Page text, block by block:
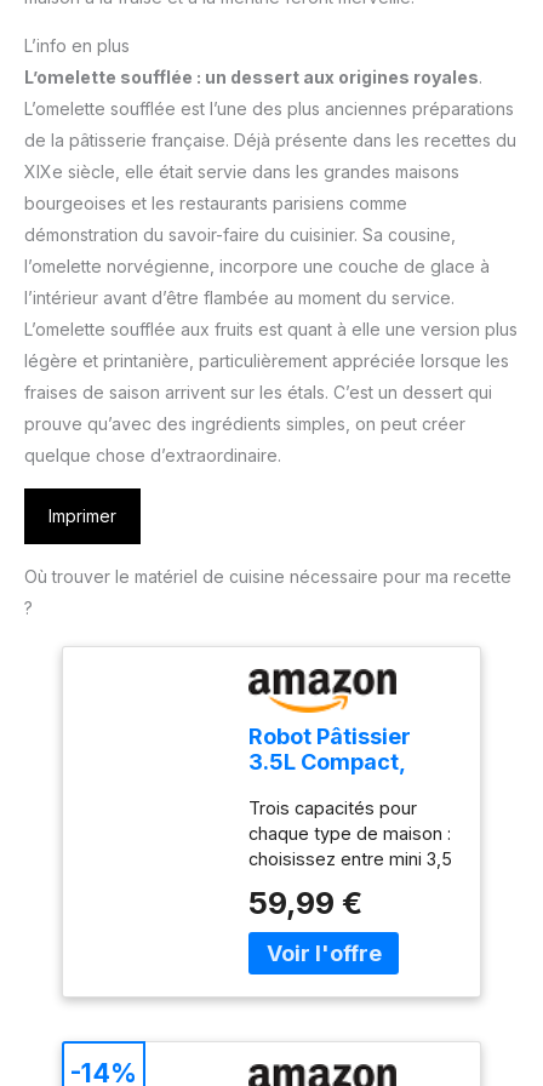
L’info en plus
L’omelette soufflée : un dessert aux origines royales.
L’omelette soufflée est l’une des plus anciennes préparations
de la pâtisserie française. Déjà présente dans les recettes du
XIXe siècle, elle était servie dans les grandes maisons
bourgeoises et les restaurants parisiens comme
démonstration du savoir-faire du cuisinier. Sa cousine,
l’omelette norvégienne, incorpore une couche de glace à
l’intérieur avant d’être flambée au moment du service.
L’omelette soufflée aux fruits est quant à elle une version plus
légère et printanière, particulièrement appréciée lorsque les
fraises de saison arrivent sur les étals. C’est un dessert qui
prouve qu’avec des ingrédients simples, on peut créer
quelque chose d’extraordinaire.
Imprimer
Où trouver le matériel de cuisine nécessaire pour ma recette
?
Robot Pâtissier
3.5L Compact,
10 Vitesses +
Pulse, Léger 2,9 kg,
Bol Inox, 3
Accessoires, Mini
Robot Cuisine
Multifonction, Idéal
Pâtisserie Maison
et Débutant (Rose
Trois capacités pour
chaque type de maison :
choisissez entre mini 3,5
ou les débutants, 5 l pour
les familles qui cuisinent
quotidiennement, ou 2
maximale. Un même
mixeur pétrisseur
59,99 €
-14%